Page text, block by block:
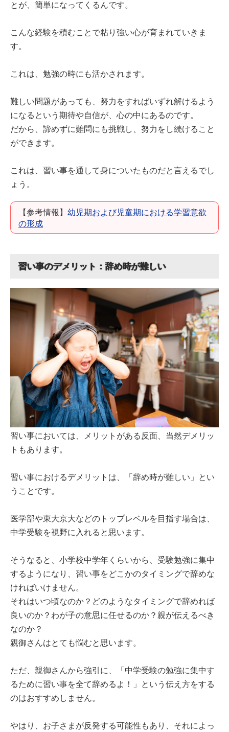
とが、簡単になってくるんです。
こんな経験を積むことで粘り強い心が育まれていきま
す。
これは、勉強の時にも活かされます。
難しい問題があっても、努力をすればいずれ解けるよう
になるという期待や自信が、心の中にあるのです。
だから、諦めずに難問にも挑戦し、努力をし続けること
ができます。
これは、習い事を通して身についたものだと言えるでし
ょう。
【参考情報】 幼児期および児童期における学習意欲
の形成
習い事のデメリット：辞め時が難しい
習い事においては、メリットがある反面、当然デメリッ
トもあります。
習い事におけるデメリットは、「辞め時が難しい」とい
うことです。
医学部や東大京大などのトップレベルを目指す場合は、
中学受験を視野に入れると思います。
そうなると、小学校中学年くらいから、受験勉強に集中
するようになり、習い事をどこかのタイミングで辞めな
ければいけません。
それはいつ頃なのか？どのようなタイミングで辞めれば
良いのか？わが子の意思に任せるのか？親が伝えるべき
なのか？
親御さんはとても悩むと思います。
ただ、親御さんから強引に、「中学受験の勉強に集中す
るために習い事を全て辞めるよ！」という伝え方をする
のはおすすめしません。
やはり、お子さまが反発する可能性もあり、それによっ